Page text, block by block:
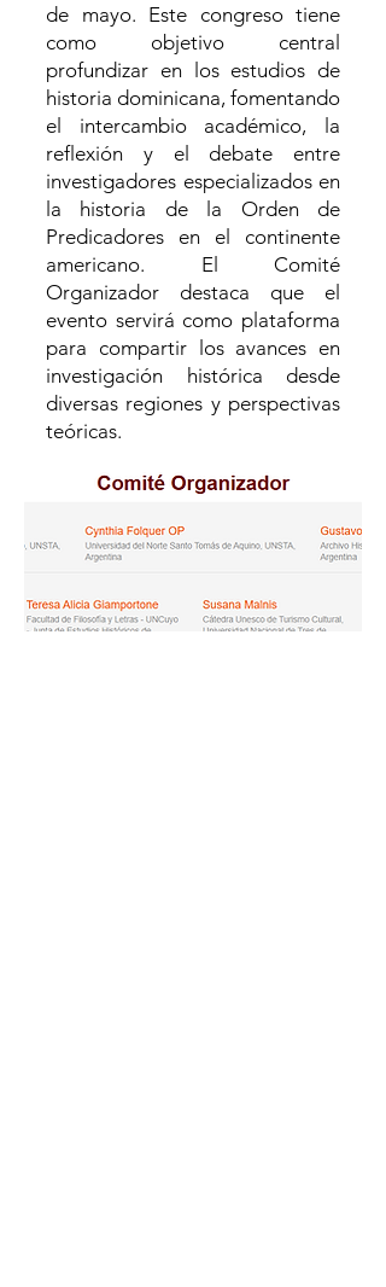
de mayo. Este congreso tiene
como objetivo central
profundizar en los estudios de
historia dominicana, fomentando
el intercambio académico, la
reflexión y el debate entre
investigadores especializados en
la historia de la Orden de
Predicadores en el continente
americano. El Comité
Organizador destaca que el
evento servirá como plataforma
para compartir los avances en
investigación histórica desde
diversas regiones y perspectivas
teóricas.